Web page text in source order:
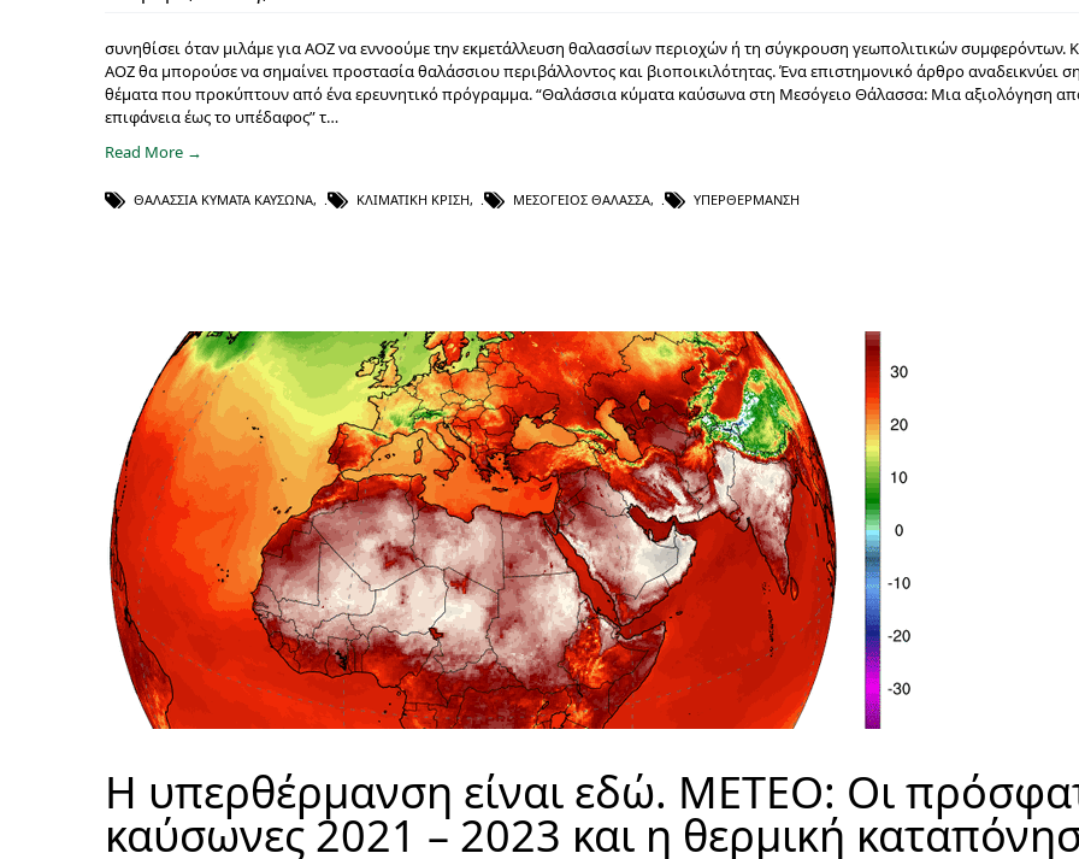
συνηθίσει όταν μιλάμε για ΑΟΖ να εννοούμε την εκμετάλλευση θαλασσίων περιοχών ή τη σύγκρουση γεωπολιτικών συμφερόντων.
ΑΟΖ θα μπορούσε να σημαίνει προστασία θαλάσσιου περιβάλλοντος και βιοποικιλότητας. Ένα επιστημονικό άρθρο αναδεικνύει
θέματα που προκύπτουν από ένα ερευνητικό πρόγραμμα. “Θαλάσσια κύματα καύσωνα στη Μεσόγειο Θάλασσα: Μια αξιολόγηση
επιφάνεια έως το υπέδαφος” τ…
Read More →
ΘΑΛΆΣΣΙΑ ΚΎΜΑΤΑ ΚΑΎΣΩΝΑ, ΚΛΙΜΑΤΙΚΉ ΚΡΊΣΗ, ΜΕΣΌΓΕΙΟΣ ΘΆΛΑΣΣΑ, ΥΠΕΡΘΈΡΜΑΝΣΗ
Η υπερθέρμανση είναι εδώ. ΜΕΤΕΟ: Οι
καύσωνες 2021 – 2023 και η θερμική